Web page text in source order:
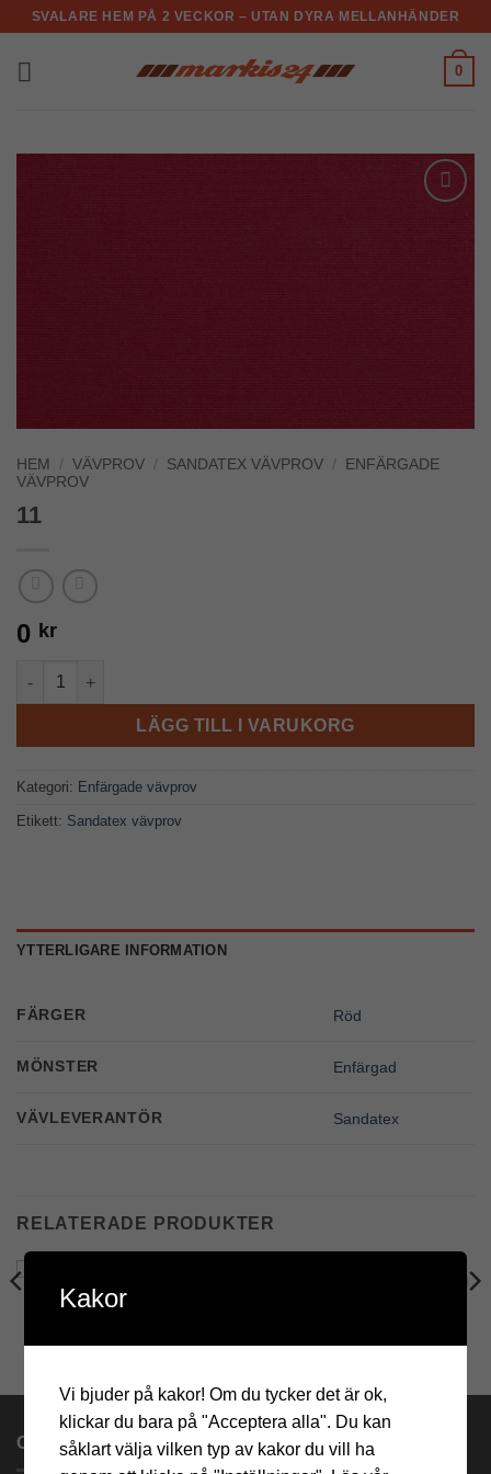
Skip
content
SVALARE HEM PÅ 2 VECKOR – UTAN DYRA MELLANHÄNDER
0
HEM / VÄVPROV / SANDATEX VÄVPROV /
ENFÄRGADE
VÄVPROV
11
0 kr
11 mängd
LÄGG TILL I VARUKORG
Kategori: Enfärgade vävprov
Etikett: Sandatex vävprov
YTTERLIGARE INFORMATION
FÄRGER Röd
MÖNSTER Enfärgad
VÄVLEVERANTÖR Sandatex
RELATERADE PRODUKTER
ENFÄRGADE VÄVPROV
0kr
0kr
OM OSS
Kakor
Vi bjuder på kakor! Om du tycker det är ok,
klickar du bara på "Acceptera alla". Du kan
såklart välja vilken typ av kakor du vill ha